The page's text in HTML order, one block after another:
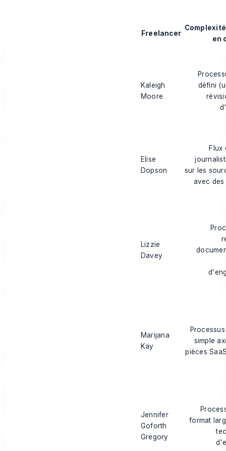
Freelancer
en
Kaleigh
Moore
défini
Elise
Dopson
Flux
sur les
avec des
Lizzie
Davey
Marijana
Kay
simple
pièces
Jennifer
Goforth
Gregory
format